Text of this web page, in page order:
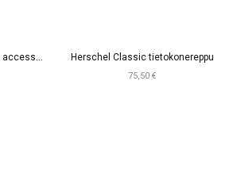
S
wiss Peak AWARE easy access 15.6″ tietokonereppu Herschel Classic tietokonereppu
75,50 €